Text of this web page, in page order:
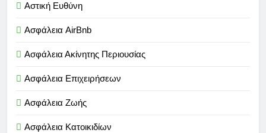
Αστική Ευθύνη
Ασφάλεια AirBnb
Ασφάλεια Ακίνητης Περιουσίας
Ασφάλεια Επιχειρήσεων
Ασφάλεια Ζωής
Ασφάλεια Κατοικιδίων